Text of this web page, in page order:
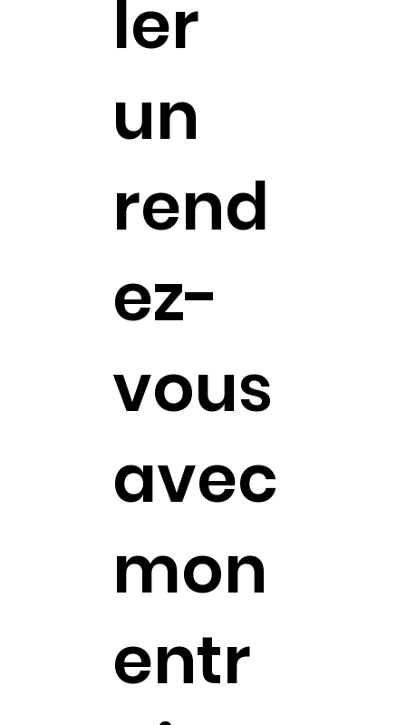
ler
un
rend
ez-
vous
avec
mon
entr